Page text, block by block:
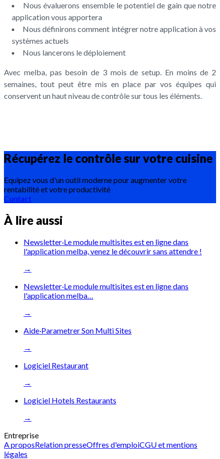
Nous évaluerons ensemble le potentiel de gain que notre
application vous apportera
Nous définirons comment intégrer notre application à vos
systèmes actuels
Nous lancerons le déploiement
Avec melba, pas besoin de 3 mois de setup. En moins de 2
semaines, tout peut être mis en place par vos équipes qui
conservent un haut niveau de contrôle sur tous les éléments.
Récupérez le contrôle sur votre cuisine
Equipez vous d'un outil moderne pour augmenter votre
rentabilité et votre productivité
Contact
À lire aussi
Newsletter·Le module multisites est en ligne dans
l'application melba, venez le découvrir sans attendre !
→
Newsletter·Le module multisites est en ligne dans
l'application melba…
→
Aide·Parametrer Son Multi Sites
→
Logiciel Restaurant
→
Logiciel Hotels Restaurants
→
Entreprise
A proposRelation presseOffres d'emploiCGU et mentions
légales